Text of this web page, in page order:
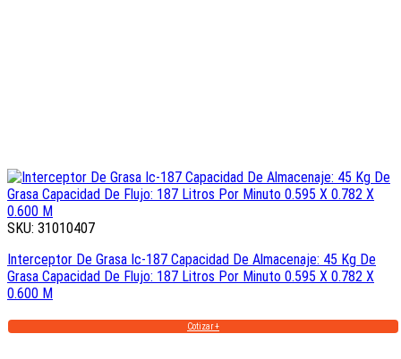
SKU: 31010407
Interceptor De Grasa Ic-187 Capacidad De Almacenaje: 45 Kg De
Grasa Capacidad De Flujo: 187 Litros Por Minuto 0.595 X 0.782 X
0.600 M
Cotizar +